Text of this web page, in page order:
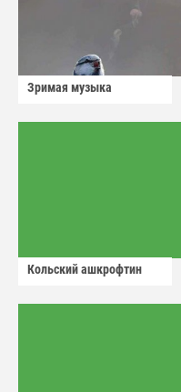
Зримая музыка
Кольский ашкрофтин